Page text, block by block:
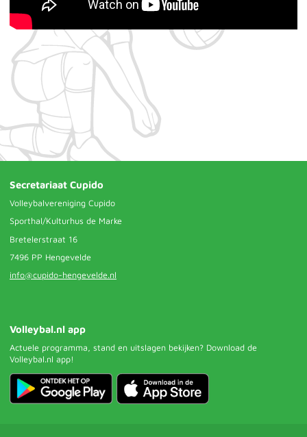
Secretariaat Cupido
Volleybalvereniging Cupido
Sporthal/Kulturhus de Marke
Bretelerstraat 16
7496 PP Hengevelde
info@cupido-hengevelde.nl
Volleybal.nl app
Actuele programma, stand en uitslagen bekijken? Download de
Volleybal.nl app!